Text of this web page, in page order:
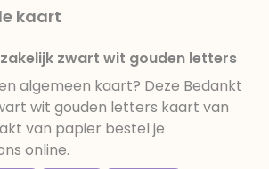
kaart
zwart wit gouden letters
algemeen kaart? Deze Bedankt
wit gouden letters kaart van
van papier bestel je
online.